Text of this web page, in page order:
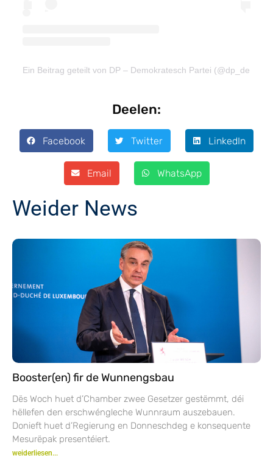
Ein Beitrag geteilt von DP – Demokratesch Partei
Deelen:
Facebook Twitter LinkedIn
Email WhatsApp
Weider News
Booster(en) fir de Wunnengsbau
Dës Woch huet d’Chamber zwee Gesetzer gestëmmt, déi
hëllefen den erschwéngleche Wunnraum auszebauen.
Donieft huet d’Regierung en Donneschdeg e konsequente
Mesurëpak presentéiert.
weiderliesen...